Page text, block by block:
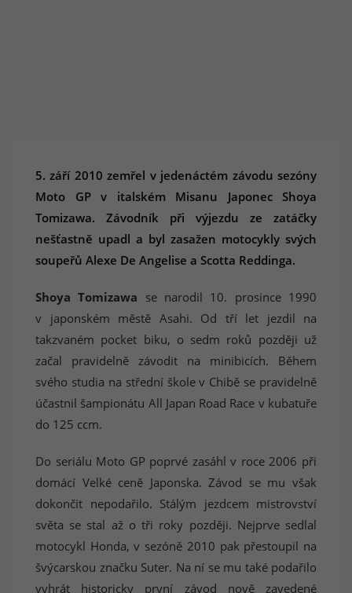
5. září 2010 zemřel v jedenáctém závodu sezóny
Moto GP v italském Misanu Japonec Shoya
Tomizawa. Závodník při výjezdu ze zatáčky
nešťastně upadl a byl zasažen motocykly svých
soupeřů Alexe De Angelise a Scotta Reddinga.
Shoya Tomizawa se narodil 10. prosince 1990
v japonském městě Asahi. Od tří let jezdil na
takzvaném pocket biku, o sedm roků později už
začal pravidelně závodit na minibicích. Během
svého studia na střední škole v Chibě se pravidelně
účastnil šampionátu All Japan Road Race v kubatuře
do 125 ccm.
Do seriálu Moto GP poprvé zasáhl v roce 2006 při
domácí Velké ceně Japonska. Závod se mu však
dokončit nepodařilo. Stálým jezdcem mistrovství
světa se stal až o tři roky později. Nejprve sedlal
motocykl Honda, v sezóně 2010 pak přestoupil na
švýcarskou značku Suter. Na ní se mu také podařilo
vyhrát historicky první závod nově zavedené